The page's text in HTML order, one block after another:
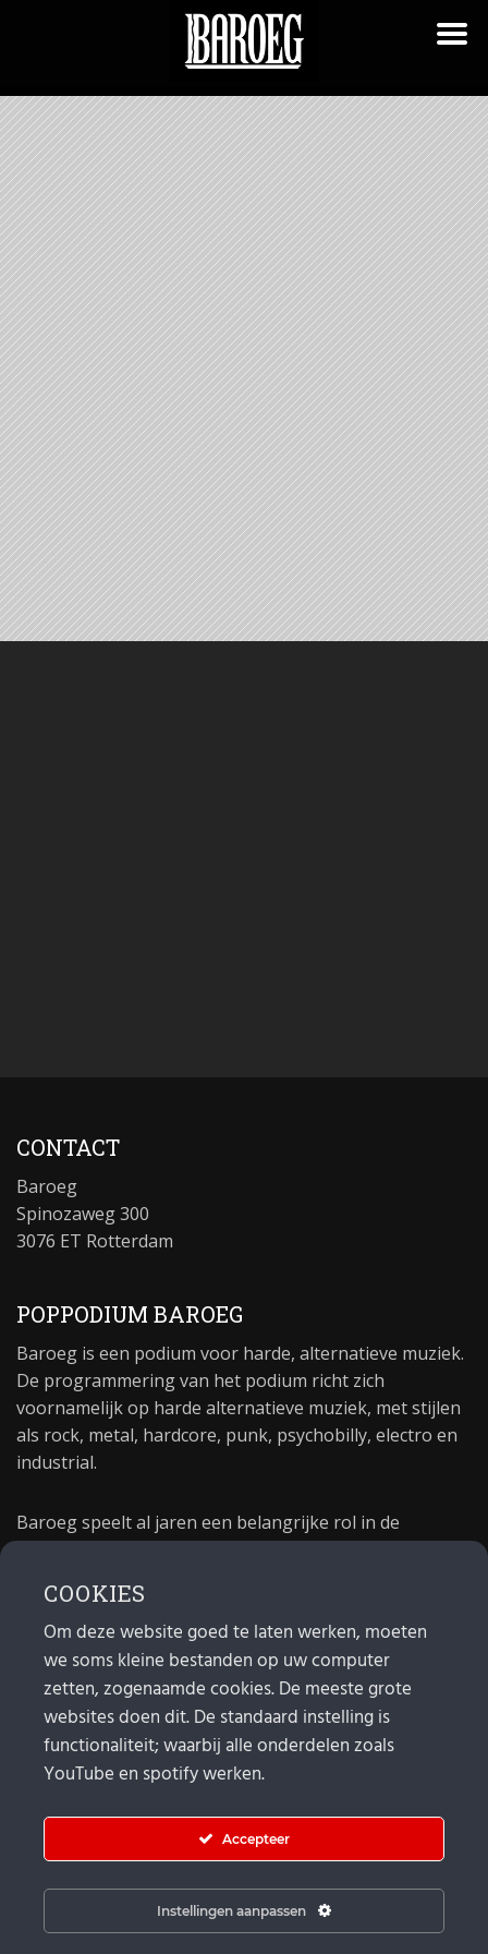
CONTACT
Baroeg
Spinozaweg 300
3076 ET Rotterdam
POPPODIUM BAROEG
Baroeg is een podium voor harde, alternatieve muziek.
De programmering van het podium richt zich
voornamelijk op harde alternatieve muziek, met stijlen
als rock, metal, hardcore, punk, psychobilly, electro en
industrial.
Baroeg speelt al jaren een belangrijke rol in de
poppodium 40 jaar.
MAIL
Algemeen: info@baroeg.nl
Bands & boeking: leon@baroeg.nl
Promotie & publiciteit: francis@baroeg.nl
COOKIES
Om deze website goed te laten werken, moeten
we soms kleine bestanden op uw computer
zetten, zogenaamde cookies. De meeste grote
websites doen dit. De standaard instelling is
functionaliteit; waarbij alle onderdelen zoals
YouTube en spotify werken.
Accepteer
Instellingen aanpassen